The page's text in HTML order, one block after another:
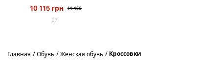
10 115 грн 14 450
37
Главная Обувь Женская обувь Кроссовки